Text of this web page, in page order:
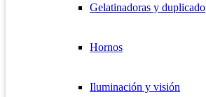
Gelatinadoras y duplicado
Hornos
Iluminación y visión